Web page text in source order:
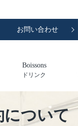
Boissons
ドリンク
お問い合わせ
について